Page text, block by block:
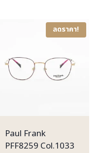
ลดราคา!
Paul Frank
PFF8259 Col.1033